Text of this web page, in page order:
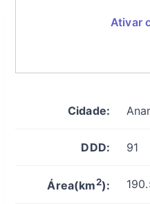
Ativar
Cidade:
DDD: 91
Área(km2):